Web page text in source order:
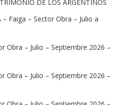
DE LOS ARGENTINOS
Faiga – Sector Obra – Julio a
Obra – Julio – Septiembre 2026 –
Obra – Julio – Septiembre 2026 –